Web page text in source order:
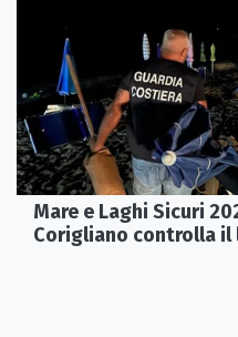
Mare e Laghi Sicuri
Corigliano controlla il